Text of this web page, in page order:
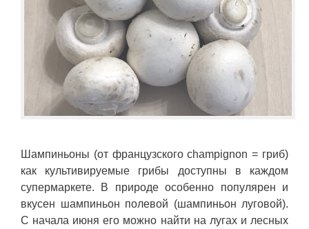
Шампиньоны (от французского champignon = гриб)
как культивируемые грибы доступны в каждом
супермаркете. В природе особенно популярен и
вкусен шампиньон полевой (шампиньон луговой).
С начала июня его можно найти на лугах и лесных